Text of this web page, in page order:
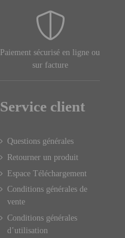
Paiement sécurisé en ligne ou
sur facture
Service client
Questions générales
Retourner un produit
Espace Téléchargement
Conditions générales de
vente
Conditions générales
d’utilisation